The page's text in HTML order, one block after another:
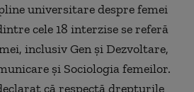
universitare despre femei
cele 18 interzise se referă
inclusiv Gen şi Dezvoltare,
şi Sociologia femeilor.
că respectă drepturile